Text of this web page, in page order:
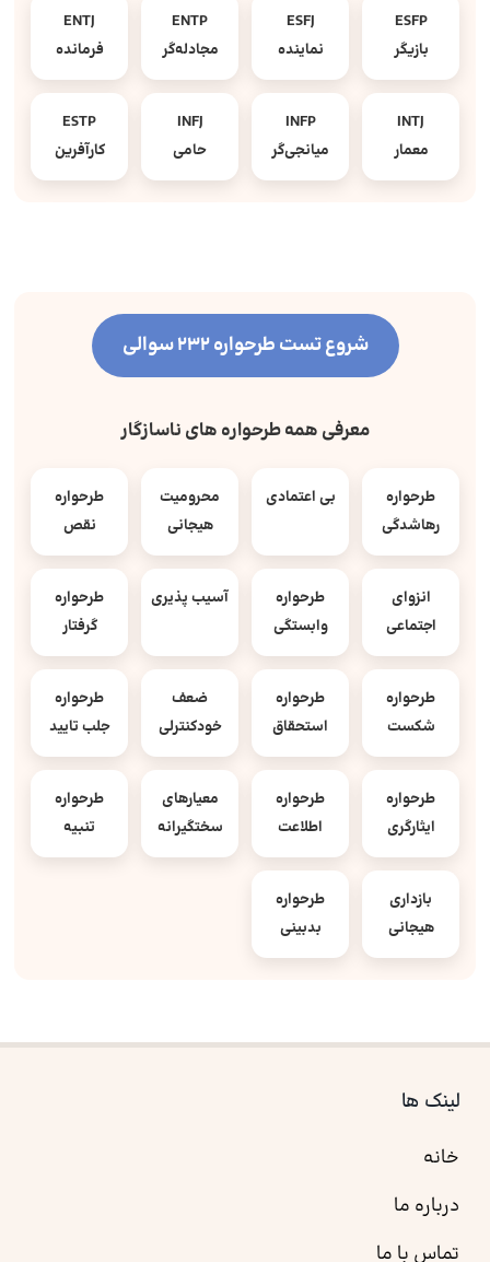
ESFP
بازیگر
ESFJ
نماینده
ENTP
مجادله‌گر
ENTJ
فرمانده
INTJ
معمار
INFP
میانجی‌گر
INFJ
حامی
ESTP
کارآفرین
شروع تست طرحواره 232 سوالی
معرفی همه طرحواره های ناسازگار
طرحواره
رهاشدگی
بی اعتمادی
محرومیت
هیجانی
طرحواره
نقص
انزوای
اجتماعی
طرحواره
وابستگی
آسیب پذیری
طرحواره
گرفتار
طرحواره
شکست
طرحواره
استحقاق
ضعف
خودکنترلی
طرحواره
جلب تایید
طرحواره
ایثارگری
طرحواره
اطلاعت
معیارهای
سختگیرانه
طرحواره
تنبیه
بازداری
هیجانی
طرحواره
بدبینی
لینک ها
خانه
درباره ما
تماس با ما